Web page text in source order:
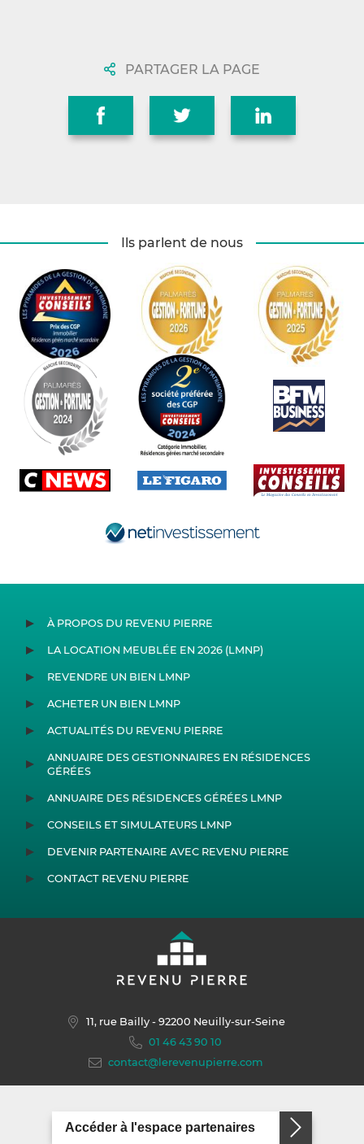
PARTAGER LA PAGE
Ils parlent de nous
À PROPOS DU REVENU PIERRE
LA LOCATION MEUBLÉE EN 2026 (LMNP)
REVENDRE UN BIEN LMNP
ACHETER UN BIEN LMNP
ACTUALITÉS DU REVENU PIERRE
ANNUAIRE DES GESTIONNAIRES EN RÉSIDENCES
GÉRÉES
ANNUAIRE DES RÉSIDENCES GÉRÉES LMNP
CONSEILS ET SIMULATEURS LMNP
DEVENIR PARTENAIRE AVEC REVENU PIERRE
CONTACT REVENU PIERRE
11, rue Bailly- 92200 Neuilly-sur-Seine
01 46 43 90 10
contact@lerevenupierre.com
Accéder à l'espace partenaires